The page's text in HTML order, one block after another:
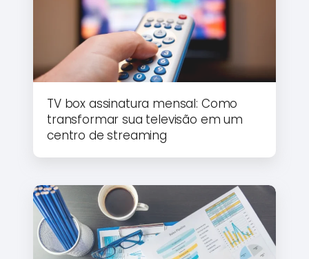
TV box assinatura mensal: Como
transformar sua televisão em um
centro de streaming